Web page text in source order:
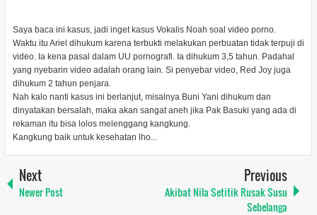
Saya baca ini kasus, jadi inget kasus Vokalis Noah soal video porno.
Waktu itu Ariel dihukum karena terbukti melakukan perbuatan tidak terpuji di
video. Ia kena pasal dalam UU pornografi. Ia dihukum 3,5 tahun. Padahal
yang nyebarin video adalah orang lain. Si penyebar video, Red Joy juga
dihukum 2 tahun penjara.
Nah kalo nanti kasus ini berlanjut, misalnya Buni Yani dihukum dan
dinyatakan bersalah, maka akan sangat aneh jika Pak Basuki yang ada di
rekaman itu bisa lolos melenggang kangkung.
Kangkung baik untuk kesehatan lho...
Next
Newer Post
Previous
Akibat Nila Setitik Rusak Susu
Sebelanga